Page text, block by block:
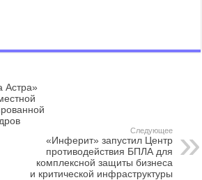
Астра»
Следующее
«Инферит» запустил Центр
противодействия БПЛА для
комплексной защиты бизнеса
и критической инфраструктуры